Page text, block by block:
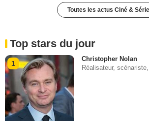
Toutes les actus Ciné &
Top stars du jour
1
Christopher Nolan
Réalisateur,